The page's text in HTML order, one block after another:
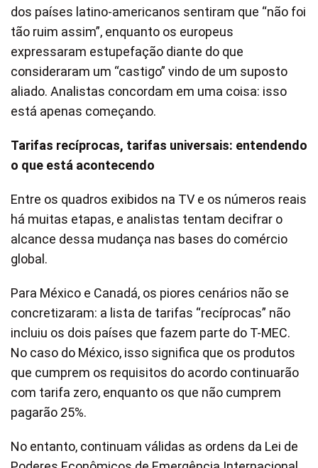
dos países latino-americanos sentiram que “não foi
tão ruim assim”, enquanto os europeus
expressaram estupefação diante do que
consideraram um “castigo” vindo de um suposto
aliado. Analistas concordam em uma coisa: isso
está apenas começando.
Tarifas recíprocas, tarifas universais: entendendo
o que está acontecendo
Entre os quadros exibidos na TV e os números reais
há muitas etapas, e analistas tentam decifrar o
alcance dessa mudança nas bases do comércio
global.
Para México e Canadá, os piores cenários não se
concretizaram: a lista de tarifas “recíprocas” não
incluiu os dois países que fazem parte do T-MEC.
No caso do México, isso significa que os produtos
que cumprem os requisitos do acordo continuarão
com tarifa zero, enquanto os que não cumprem
pagarão 25%.
No entanto, continuam válidas as ordens da Lei de